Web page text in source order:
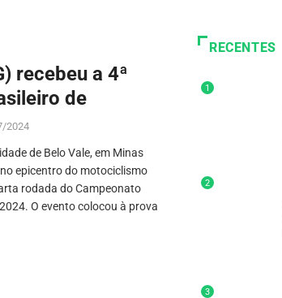
recebeu a 4ª
de
2024
de Belo Vale, em Minas
epicentro do motociclismo
rodada do Campeonato
O evento colocou à prova
RECENTES
1
2
3